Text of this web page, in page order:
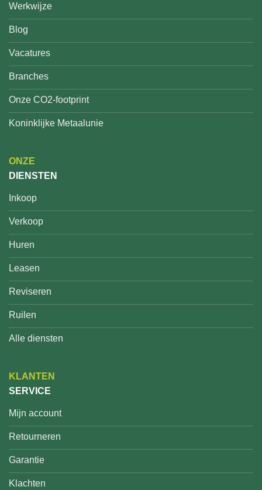
Werkwijze
Blog
Vacatures
Branches
Onze CO2-footprint
Koninklijke Metaalunie
ONZE
DIENSTEN
Inkoop
Verkoop
Huren
Leasen
Reviseren
Ruilen
Alle diensten
KLANTEN
SERVICE
Mijn account
Retourneren
Garantie
Klachten